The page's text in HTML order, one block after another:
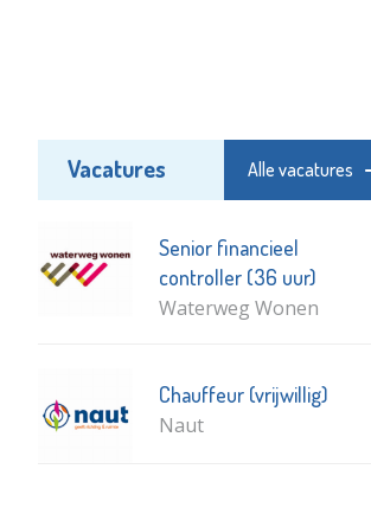
Vacatures Alle vacatures
Senior financieel
controller (36 uur)
Waterweg Wonen
Chauffeur (vrijwillig)
Naut